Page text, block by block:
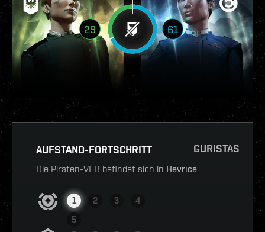
29 61
AUFSTAND-FORTSCHRITT
Die Piraten-VEB befindet sich in Hevrice
1 2 3
4
5
GURISTAS